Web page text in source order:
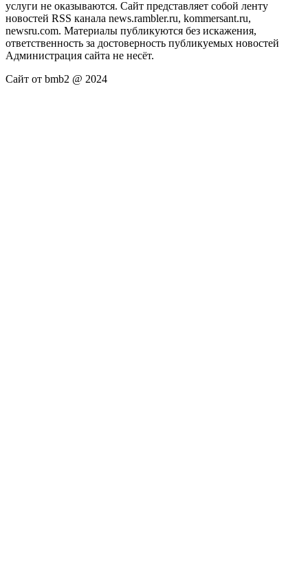
услуги не оказываются. Сайт представляет собой ленту
новостей RSS канала news.rambler.ru, kommersant.ru,
newsru.com. Материалы публикуются без искажения,
ответственность за достоверность публикуемых новостей
Администрация сайта не несёт.
Сайт от bmb2 @ 2024